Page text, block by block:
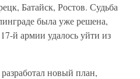
Батайск, Ростов. Судьба
была уже решена,
й армии удалось уйти из
новый план,